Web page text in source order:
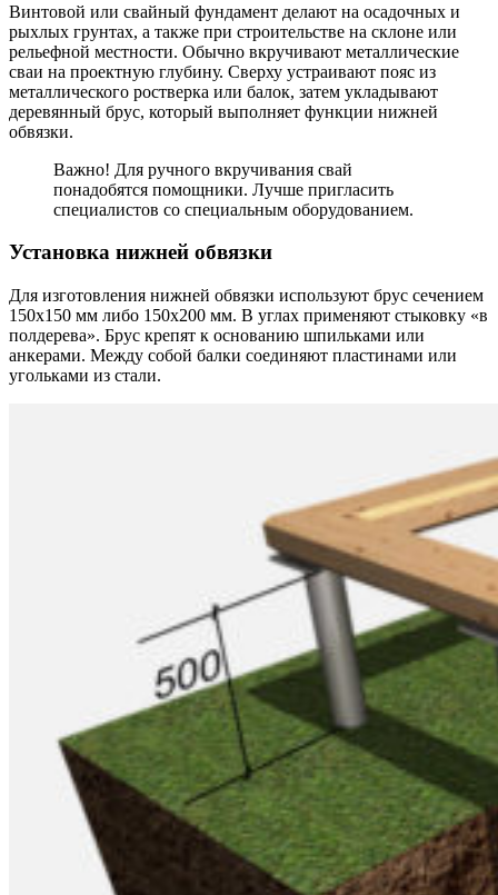
Винтовой или свайный фундамент делают на осадочных и
рыхлых грунтах, а также при строительстве на склоне или
рельефной местности. Обычно вкручивают металлические
сваи на проектную глубину. Сверху устраивают пояс из
металлического ростверка или балок, затем укладывают
деревянный брус, который выполняет функции нижней
обвязки.
Важно! Для ручного вкручивания свай
понадобятся помощники. Лучше пригласить
специалистов со специальным оборудованием.
Установка нижней обвязки
Для изготовления нижней обвязки используют брус сечением
150х150 мм либо 150х200 мм. В углах применяют стыковку «в
полдерева». Брус крепят к основанию шпильками или
анкерами. Между собой балки соединяют пластинами или
угольками из стали.